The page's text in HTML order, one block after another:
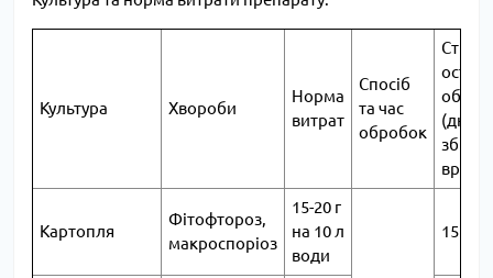
Культура Хвороби
Норма
витрат
Спосіб
та час
обробок
Строк
(днів
Картопля
Фітофтороз,
макроспоріоз
15-20 г
на 10 л
води
15